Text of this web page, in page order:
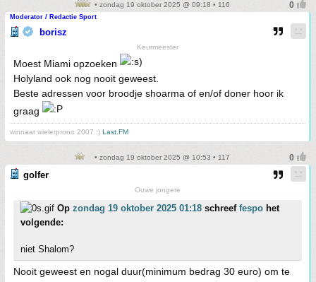
• zondag 19 oktober 2025 @ 09:18 • 116
Moderator / Redactie Sport
borisz
Keurmeester
Moest Miami opzoeken
Holyland ook nog nooit geweest.
Beste adressen voor broodje shoarma of en/of doner hoor ik
graag
winnaar wielerprono 2007 :) Last.FM
• zondag 19 oktober 2025 @ 10:53 • 117
golfer
Ouwe jongere
Op zondag 19 oktober 2025 01:18 schreef fespo het
volgende:
niet Shalom?
Nooit geweest en nogal duur(minimum bedrag 30 euro) om te